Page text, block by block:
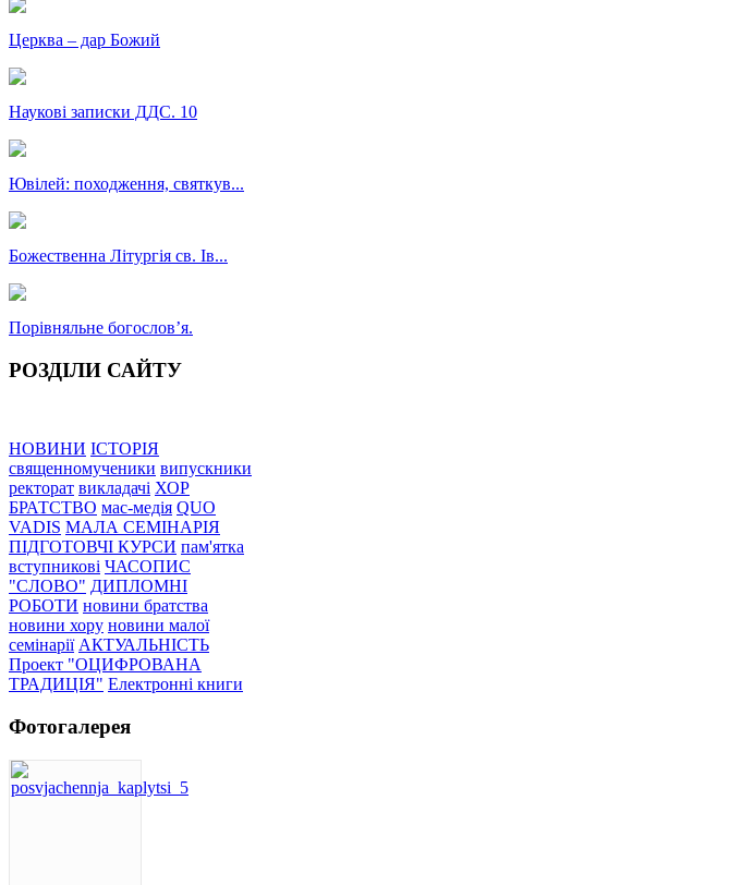
Церква – дар Божий
Наукові записки ДДС. 10
Ювілей: походження, святкув...
Божественна Літургія св. Ів...
Порівняльне богословʼя.
РОЗДІЛИ САЙТУ
НОВИНИ ІСТОРІЯ
священномученики випускники
ректорат викладачі ХОР
БРАТСТВО мас-медія QUO
VADIS МАЛА СЕМІНАРІЯ
ПІДГОТОВЧІ КУРСИ пам'ятка
вступникові ЧАСОПИС
"СЛОВО" ДИПЛОМНІ
РОБОТИ новини братства
новини хору новини малої
семінарії АКТУАЛЬНІСТЬ
Проект "ОЦИФРОВАНА
ТРАДИЦІЯ" Електронні книги
Фотогалерея